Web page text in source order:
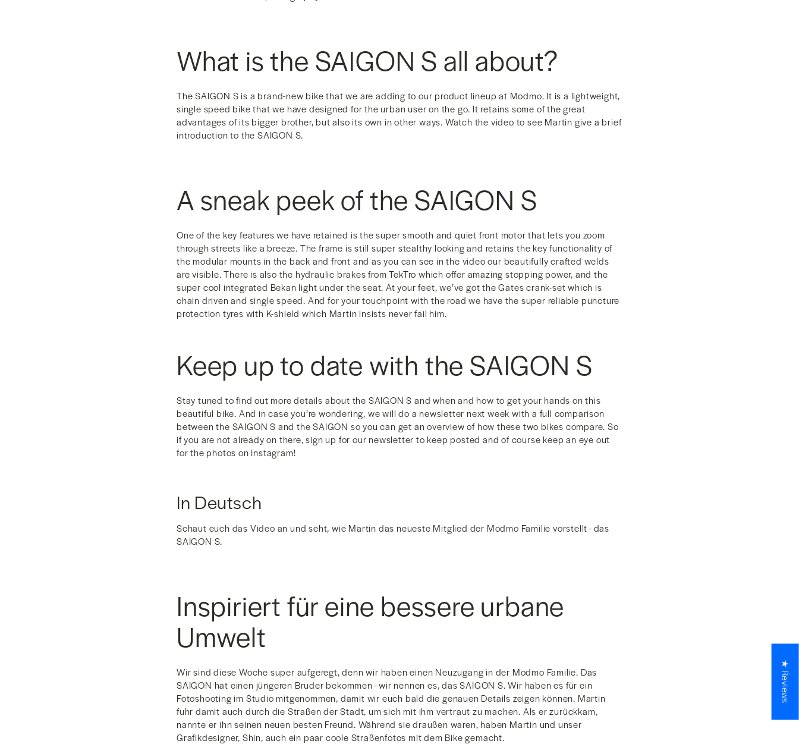
What is the SAIGON S all about?
The SAIGON S is a brand-new bike that we are adding to our product lineup at Modmo. It is a lightweight,
single speed bike that we have designed for the urban user on the go. It retains some of the great
advantages of its bigger brother, but also its own in other ways. Watch the video to see Martin give a brief
introduction to the SAIGON S.
A sneak peek of the SAIGON S
One of the key features we have retained is the super smooth and quiet front motor that lets you zoom
through streets like a breeze. The frame is still super stealthy looking and retains the key functionality of
the modular mounts in the back and front and as you can see in the video our beautifully crafted welds
are visible. There is also the hydraulic brakes from TekTro which offer amazing stopping power, and the
super cool integrated Bekan light under the seat. At your feet, we’ve got the Gates crank-set which is
chain driven and single speed. And for your touchpoint with the road we have the super reliable puncture
protection tyres with K-shield which Martin insists never fail him.
Keep up to date with the SAIGON S
Stay tuned to find out more details about the SAIGON S and when and how to get your hands on this
beautiful bike. And in case you’re wondering, we will do a newsletter next week with a full comparison
between the SAIGON S and the SAIGON so you can get an overview of how these two bikes compare. So
if you are not already on there, sign up for our newsletter to keep posted and of course keep an eye out
for the photos on Instagram!
In Deutsch
Schaut euch das Video an und seht, wie Martin das neueste Mitglied der Modmo Familie vorstellt - das
SAIGON S.
Inspiriert für eine bessere urbane
Umwelt
Wir sind diese Woche super aufgeregt, denn wir haben einen Neuzugang in der Modmo Familie. Das
SAIGON hat einen jüngeren Bruder bekommen - wir nennen es, das SAIGON S. Wir haben es für ein
Fotoshooting im Studio mitgenommen, damit wir euch bald die genauen Details zeigen können. Martin
fuhr damit auch durch die Straßen der Stadt, um sich mit ihm vertraut zu machen. Als er zurückkam,
nannte er ihn seinen neuen besten Freund. Während sie draußen waren, haben Martin und unser
Grafikdesigner, Shin, auch ein paar coole Straßenfotos mit dem Bike gemacht.
★ Reviews